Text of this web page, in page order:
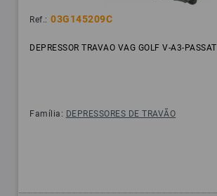
Ref.: 03G145209C
DEPRESSOR TRAVAO VAG GOLF V-A3-PASSAT
Família: DEPRESSORES DE TRAVÃO